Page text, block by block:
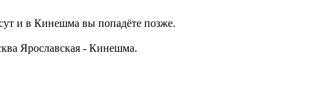
и в Кинешма вы попадёте позже.
Ярославская - Кинешма.